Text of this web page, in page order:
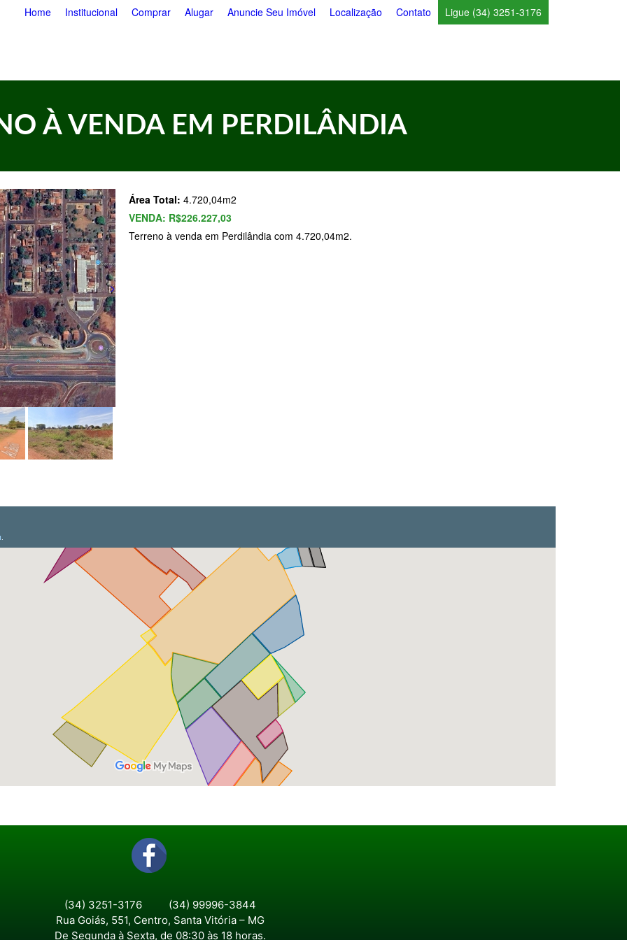
Pular
Home Institucional Comprar Alugar Anuncie Seu Imóvel Localização Contato Ligue (34) 3251-3176
À VENDA EM PERDILÂNDIA
>
Área Total:4.720,04m2
VENDA: R$226.227,03
Terreno à venda em Perdilândia com 4.720,04m2.
(34) 3251-3176
(34) 99996-3844
Rua Goiás, 551, Centro, Santa Vitória – MG
De Segunda à Sexta, de 08:30 às 18 horas.